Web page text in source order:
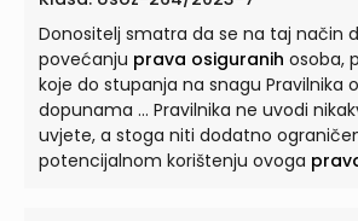
Donositelj smatra da se na taj način
povećanju prava osiguranih osoba,
koje do stupanja na snagu Pravilnika
dopunama ... Pravilnika ne uvodi nikakve dodatne
uvjete, a stoga niti dodatno
potencijalnom korištenju ovoga